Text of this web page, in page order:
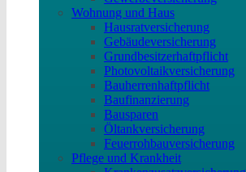
Wohnung und Haus
Hausratversicherung
Gebäudeversicherung
Grundbesitzerhaftpflicht
Photovoltaikversicherung
Bauherrenhaftpflicht
Baufinanzierung
Bausparen
Öltankversicherung
Feuerrohbauversicherung
Pflege und Krankheit